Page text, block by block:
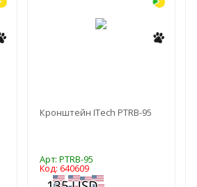
Кронштейн ITech PTRB-95
Арт: PTRB-95
Код: 640609